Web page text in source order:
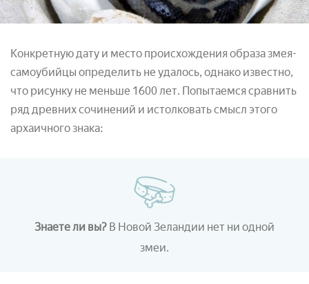
Конкретную дату и место происхождения образа змея-
самоубийцы определить не удалось, однако известно,
что рисунку не меньше 1600 лет. Попытаемся сравнить
ряд древних сочинений и истолковать смысл этого
архаичного знака:
Знаете ли вы? В Новой Зеландии нет ни одной
змеи.